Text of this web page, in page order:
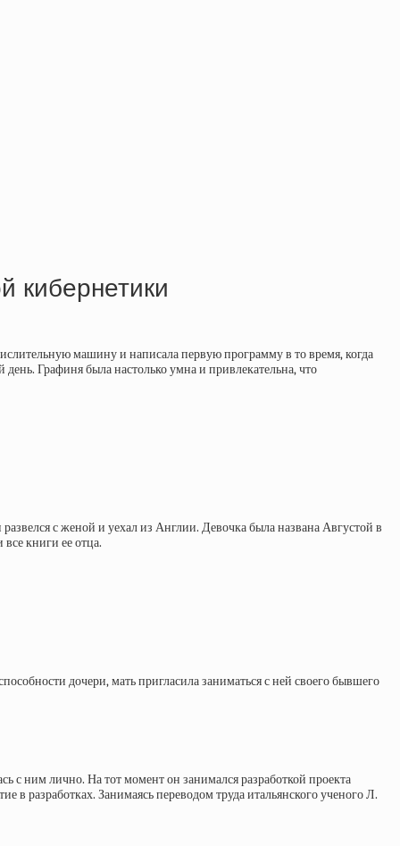
кибернетики
машину и написала первую программу в то время, когда
Графиня была настолько умна и привлекательна, что
с женой и уехал из Англии. Девочка была названа Августой в
книги ее отца.
дочери, мать пригласила заниматься с ней своего бывшего
с ним лично. На тот момент он занимался разработкой проекта
в разработках. Занимаясь переводом труда итальянского ученого Л.